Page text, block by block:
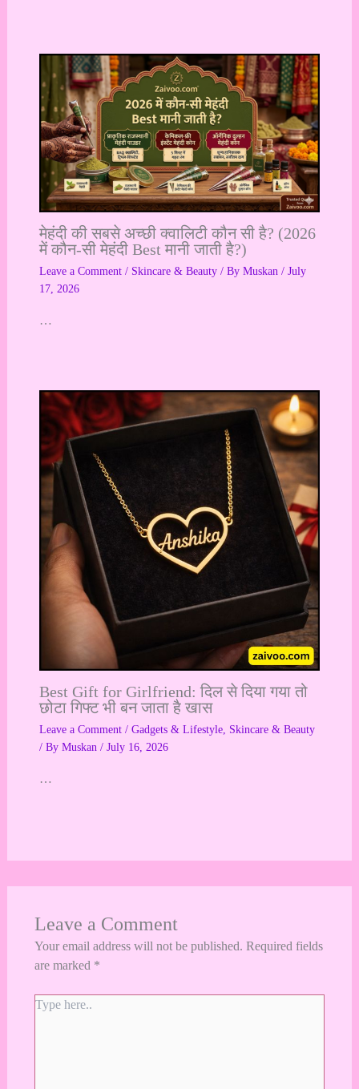
मेहंदी की सबसे अच्छी क्वालिटी कौन सी है? (2026
में कौन-सी मेहंदी Best मानी जाती है?)
Leave a Comment / Skincare & Beauty/ By Muskan / July
17, 2026
…
Best Gift for Girlfriend: दिल से दिया गया तो
छोटा गिफ्ट भी बन जाता है खास
Leave a Comment / Gadgets & Lifestyle, Skincare & Beauty
/ By Muskan / July 16, 2026
…
Leave a Comment
Your email address will not be published. Required fields
are marked *
Type